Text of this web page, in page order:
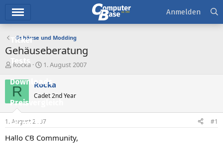
Ticker
Tests
Downloads
Preisvergleich
Forum
Aktuelles
Anmelden
Gehäuse und Modding
Gehäuseberatung
E
s
t
e
l
e
r
Rocka
E
s
t
e
l
t
a
1. August 2007
R Rocka
Cadet 2nd Year
1. August 2007 #1
Hallo CB Community,